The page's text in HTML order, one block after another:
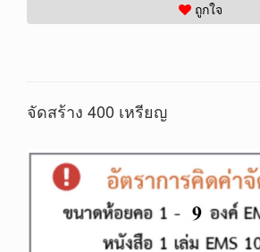
ถูกใจ
จัดสร้าง 400 เหรียญ